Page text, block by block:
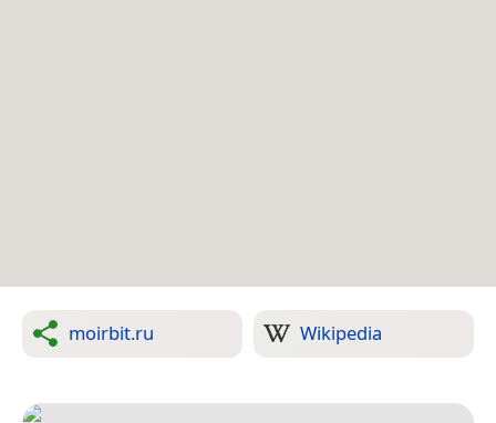
moirbit.ru Wikipedia